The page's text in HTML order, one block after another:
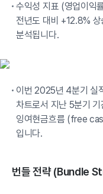
수익성 지표 (영업이
전년도 대비 +12.8%
분석됩니다.
이번 2025년 4분기 실
차트로서 지난 5분기
잉여현금흐름 (free
입니다.
번들 전략 (Bundle